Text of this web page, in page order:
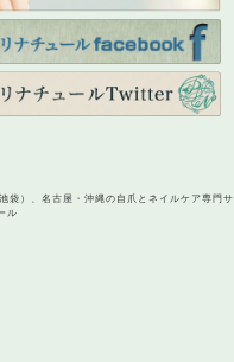
袋）、名古屋・沖縄の自爪とネイルケア専門サ
ル